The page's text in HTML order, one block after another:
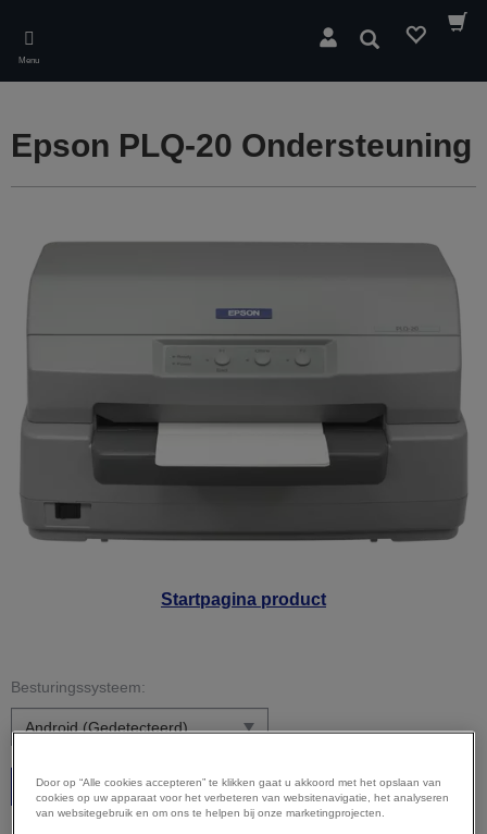
main
content
Menu
Zoeken
Startpagina product
Epson PLQ-20 Ondersteuning
Besturingssysteem:
Starten
Door op “Alle cookies accepteren” te klikken gaat u akkoord met het opslaan van
cookies op uw apparaat voor het verbeteren van websitenavigatie, het analyseren
van websitegebruik en om ons te helpen bij onze marketingprojecten.